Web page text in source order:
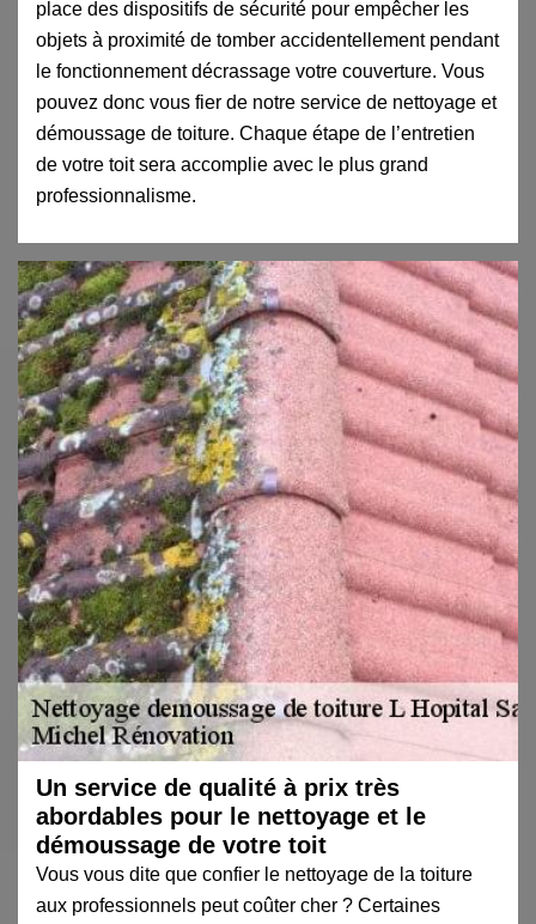
place des dispositifs de sécurité pour empêcher les
objets à proximité de tomber accidentellement pendant
le fonctionnement décrassage votre couverture. Vous
pouvez donc vous fier de notre service de nettoyage et
démoussage de toiture. Chaque étape de l’entretien
de votre toit sera accomplie avec le plus grand
professionnalisme.
Un service de qualité à prix très
abordables pour le nettoyage et le
démoussage de votre toit
Vous vous dite que confier le nettoyage de la toiture
aux professionnels peut coûter cher ? Certaines